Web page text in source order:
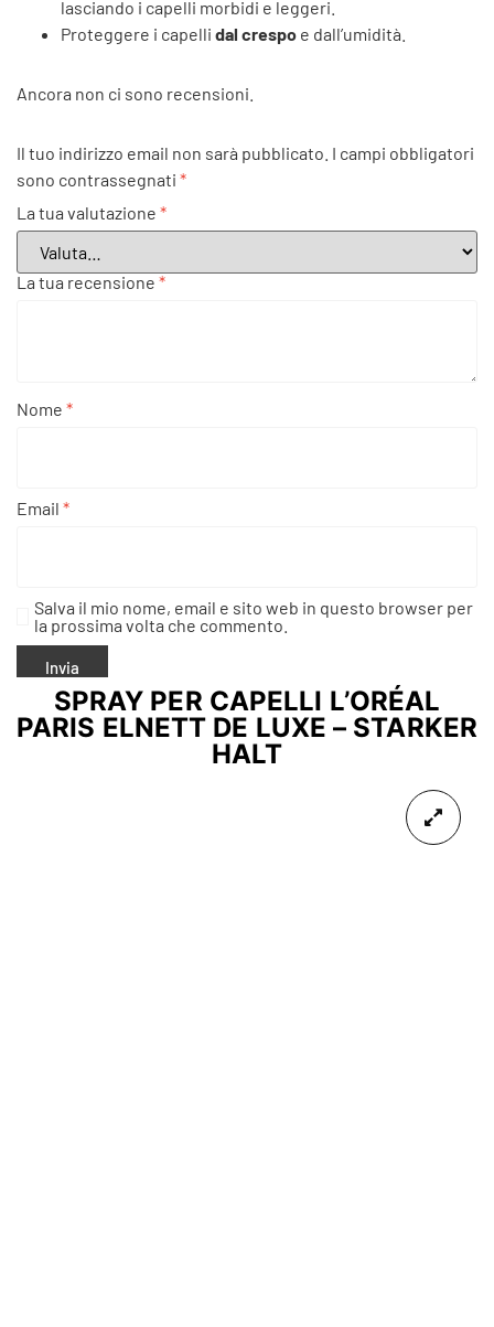
lasciando i capelli morbidi e leggeri.
Proteggere i capelli dal crespo e dall’umidità.
Ancora non ci sono recensioni.
Il tuo indirizzo email non sarà pubblicato. I campi obbligatori
sono contrassegnati *
La tua valutazione *
La tua recensione *
Nome *
Email *
Salva il mio nome, email e sito web in questo browser per
la prossima volta che commento.
SPRAY PER CAPELLI L’ORÉAL
PARIS ELNETT DE LUXE – STARKER
HALT